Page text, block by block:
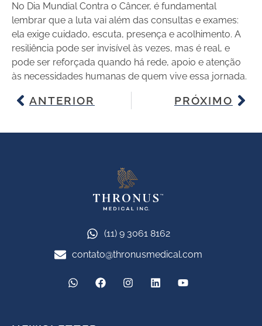
No Dia Mundial Contra o Câncer, é fundamental
lembrar que a luta vai além das consultas e exames:
ela exige cuidado, escuta, presença e acolhimento. A
resiliência pode ser invisível às vezes, mas é real, e
pode ser reforçada quando há rede, apoio e atenção
às necessidades humanas de quem vive essa jornada.
ANTERIOR PRÓXIMO
(11) 9 3061 8162
contato@thronusmedical.com